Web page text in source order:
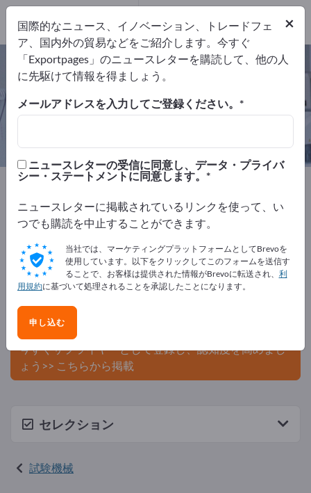
牽引テスト装置 – メーカーとサプラ
イヤーを検索
2
2
Exportpages 医療および実験室
試験機械
牽引テスト装置
Exportpagesで無料で広告を掲載！
ニーズ – オファー – 中古品 – ビジネスコンタクト >> こ
こから始める
Exportpagesで貴社と製品を掲載し
ましょう。
今すぐサプライヤーとして登録し、認知度を高めまし
ょう>> こちらから掲載
セレクション
試験機械
×
国際的なニュース、イノベーション、トレードフェ
ア、国内外の貿易などをご紹介します。今すぐ
「Exportpages」のニュースレターを購読して、他の人
に先駆けて情報を得ましょう。
メールアドレスを入力してご登録ください。
ニュースレターの受信に同意し、データ・プライバ
シー・ステートメントに同意します。
ニュースレターに掲載されているリンクを使って、い
つでも購読を中止することができます。
当社では、マーケティングプラットフォームとしてBrevoを
使用しています。以下をクリックしてこのフォームを送信す
ることで、お客様は提供された情報がBrevoに転送され、 利
用規約に基づいて処理されることを承認したことになります。
申し込む